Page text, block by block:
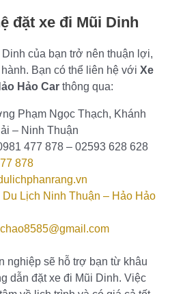
đặt xe đi Mũi Dinh
của bạn trở nên thuận lợi,
Bạn có thể liên hệ với Xe
Hảo Car thông qua:
Phạm Ngọc Thạch, Khánh
– Ninh Thuận
477 878 – 02593 628 628
878
Du Lịch Ninh Thuận – Hảo Hảo
nghiệp sẽ hỗ trợ bạn từ khâu
dẫn đặt xe đi Mũi Dinh. Việc